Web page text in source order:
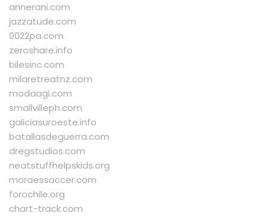
annerani.com
jazzatude.com
0022pa.com
zeroshare.info
bilesinc.com
milaretreatnz.com
modaagi.com
smallvilleph.com
galiciasuroeste.info
batallasdeguerra.com
dregstudios.com
neatstuffhelpskids.org
moraessoccer.com
forochile.org
chart-track.com